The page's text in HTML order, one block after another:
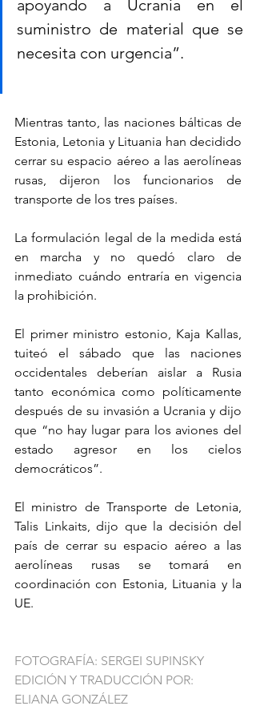
apoyando a Ucrania en el
suministro de material que se
necesita con urgencia”.
Mientras tanto, las naciones bálticas de
Estonia, Letonia y Lituania han decidido
cerrar su espacio aéreo a las aerolíneas
rusas, dijeron los funcionarios de
transporte de los tres países.
La formulación legal de la medida está
en marcha y no quedó claro de
inmediato cuándo entraría en vigencia
la prohibición.
El primer ministro estonio, Kaja Kallas,
tuiteó el sábado que las naciones
occidentales deberían aislar a Rusia
tanto económica como políticamente
después de su invasión a Ucrania y dijo
que “no hay lugar para los aviones del
estado agresor en los cielos
democráticos”.
El ministro de Transporte de Letonia,
Talis Linkaits, dijo que la decisión del
país de cerrar su espacio aéreo a las
aerolíneas rusas se tomará en
coordinación con Estonia, Lituania y la
UE.
FOTOGRAFÍA: SERGEI SUPINSKY
EDICIÓN Y TRADUCCIÓN POR:
ELIANA GONZÁLEZ